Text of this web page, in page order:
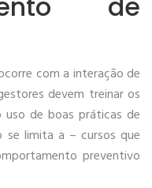
com a interação de
devem treinar os
uso de boas práticas de
se limita a – cursos que
preventivo